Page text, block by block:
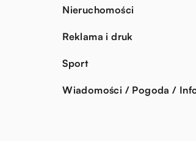
Nieruchomości
Reklama i druk
Sport
Wiadomości / Pogoda /